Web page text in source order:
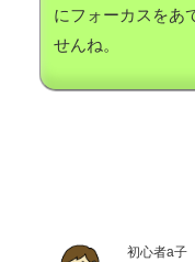
にフォーカスをあ
せんね。
初心者a子